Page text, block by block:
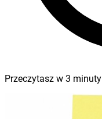
Przeczytasz w 3 minuty